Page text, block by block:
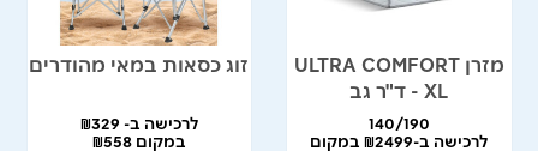
מזרן ULTRA COMFORT
XL - ד"ר גב
140/190
לרכישה ב-₪2499 במקום
זוג כסאות במאי מהודרים
לרכישה ב- ₪329
במקום ₪558